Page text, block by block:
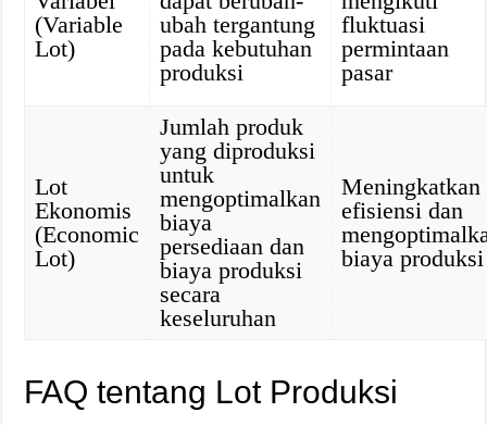
(Variable
Lot)
ubah tergantung
pada kebutuhan
produksi
fluktuasi
permintaan
pasar
Lot
Ekonomis
(Economic
Lot)
Jumlah produk
yang diproduksi
untuk
mengoptimalkan
biaya
persediaan dan
biaya produksi
secara
keseluruhan
Meningkatkan
efisiensi dan
biaya produksi
FAQ tentang Lot Produksi